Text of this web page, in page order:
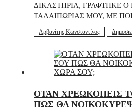
ΔΙΚΑΣΤΗΡΙΑ, ΓΡΑΦΤΗΚΕ
ΤΑΛΑΙΠΩΡΙΑΣ ΜΟΥ, ΜΕ
Αρβανίτης Κωνσταντίνος
ΟΤΑΝ ΧΡΕΩΚΟΠΕΙΣ
ΠΩΣ ΘΑ